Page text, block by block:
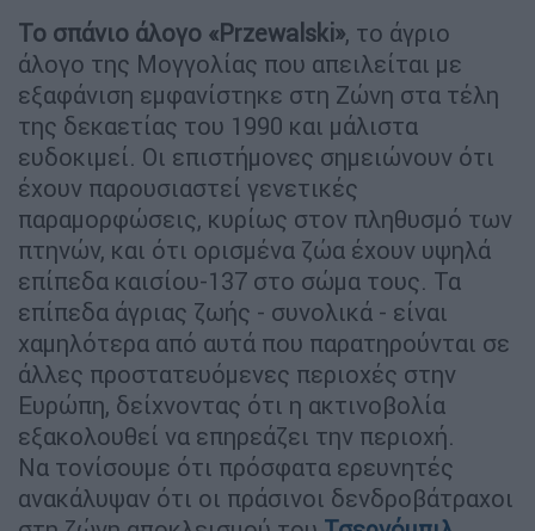
Το σπάνιο άλογο «Przewalski», το άγριο
άλογο της Μογγολίας που απειλείται με
εξαφάνιση εμφανίστηκε στη Ζώνη στα τέλη
της δεκαετίας του 1990 και μάλιστα
ευδοκιμεί. Οι επιστήμονες σημειώνουν ότι
έχουν παρουσιαστεί γενετικές
παραμορφώσεις, κυρίως στον πληθυσμό των
πτηνών, και ότι ορισμένα ζώα έχουν υψηλά
επίπεδα καισίου-137 στο σώμα τους. Τα
επίπεδα άγριας ζωής - συνολικά - είναι
χαμηλότερα από αυτά που παρατηρούνται σε
άλλες προστατευόμενες περιοχές στην
Ευρώπη, δείχνοντας ότι η ακτινοβολία
εξακολουθεί να επηρεάζει την περιοχή.
Να τονίσουμε ότι πρόσφατα ερευνητές
ανακάλυψαν ότι οι πράσινοι δενδροβάτραχοι